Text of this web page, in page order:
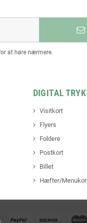
at høre nærmere.
DIGITAL TRYK
Visitkort
Flyers
Foldere
Postkort
Billet
Hæfter/